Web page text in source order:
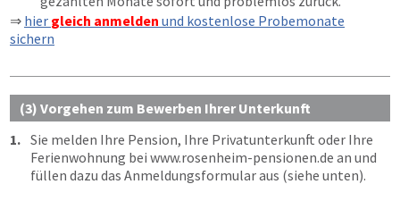
⇒ hier gleich anmelden und kostenlose Probemonate
sichern
(3) Vorgehen zum Bewerben Ihrer Unterkunft
1. Sie melden Ihre Pension, Ihre Privatunterkunft oder Ihre
Ferienwohnung bei www.rosenheim-pensionen.de an und
füllen dazu das Anmeldungsformular aus (siehe unten).